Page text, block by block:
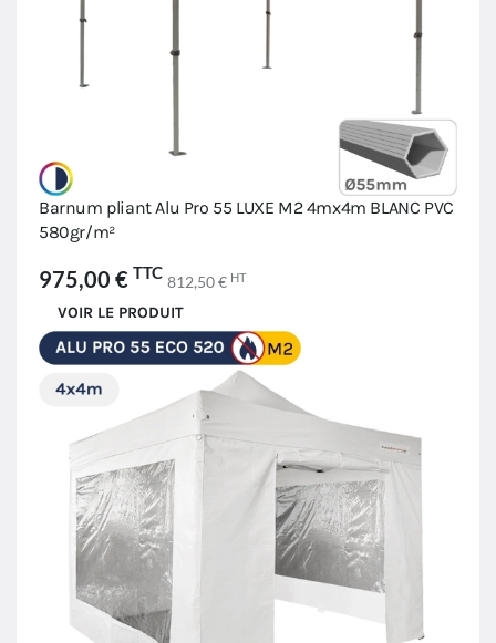
Barnum pliant Alu Pro 55 LUXE M2 4mx4m BLANC PVC
580gr/m²
975,00 € TTC 812,50 € HT
VOIR LE PRODUIT